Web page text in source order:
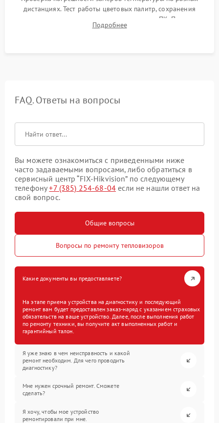
дистанциях. Тест работы цветовых палитр, сохранения
термограмм в память и передачи данных на ПК. Проверка
автономности работы и итоговый контроль качества.
Подробнее
FAQ. Ответы на вопросы
Вы можете ознакомиться с приведенными ниже
часто задаваемыми вопросами, либо обратиться в
сервисный центр “FIX-Hikvision” по следующему
телефону+7 (385) 254-68-04 если не нашли ответ на
свой вопрос.
Общие вопросы
Вопросы по ремонту тепловизоров
Какие документы вы предоставляете?
На этапе приема устройства на диагностику и последующий
ремонт вам будет предоставлен заказ-наряд с указанием страховых
обязательств на ваше устройство. Далее, после выполнения работ
по ремонту техники, вы получите акт выполненных работ и
гарантийный талон.
Я уже знаю в чем неисправность и какой
ремонт необходим. Для чего проводить
диагностику?
Мне нужен срочный ремонт. Сможете
сделать?
Я хочу, чтобы мое устройство
ремонтировали при мне.